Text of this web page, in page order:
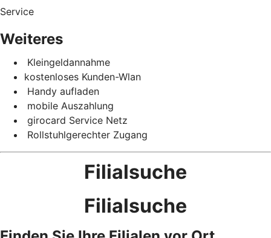
Service
Weiteres
Kleingeldannahme
kostenloses Kunden-Wlan
Handy aufladen
mobile Auszahlung
girocard Service Netz
Rollstuhlgerechter Zugang
Filialsuche
Filialsuche